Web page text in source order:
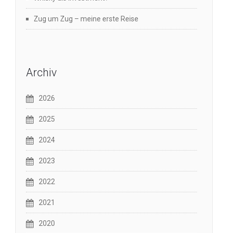
Zug um Zug – meine erste Reise
Archiv
2026
2025
2024
2023
2022
2021
2020